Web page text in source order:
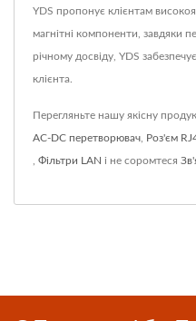
YDS пропонує клієнтам
магнітні компоненти, завдяки
річному досвіду, YDS
клієнта.
Перегляньте нашу якісну
AC-DC перетворювач Роз'єм
Фільтри LAN і не соромтеся